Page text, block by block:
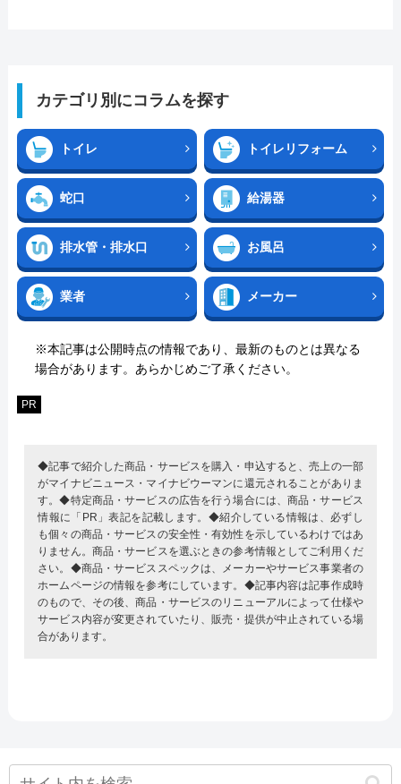
カテゴリ別にコラムを探す
トイレ トイレリフォーム
蛇口 給湯器
排水管・排水口 お風呂
業者 メーカー
※本記事は公開時点の情報であり、最新のものとは異なる
場合があります。あらかじめご了承ください。
PR
◆記事で紹介した商品・サービスを購入・申込すると、売上の一部
がマイナビニュース・マイナビウーマンに還元されることがありま
す。◆特定商品・サービスの広告を行う場合には、商品・サービス
情報に「PR」表記を記載します。◆紹介している情報は、必ずし
も個々の商品・サービスの安全性・有効性を示しているわけではあ
りません。商品・サービスを選ぶときの参考情報としてご利用くだ
さい。◆商品・サービススペックは、メーカーやサービス事業者の
ホームページの情報を参考にしています。◆記事内容は記事作成時
のもので、その後、商品・サービスのリニューアルによって仕様や
サービス内容が変更されていたり、販売・提供が中止されている場
合があります。